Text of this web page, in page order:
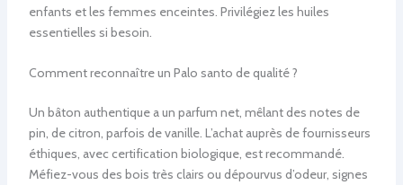
enfants et les femmes enceintes. Privilégiez les huiles
essentielles si besoin.
Comment reconnaître un Palo santo de qualité ?
Un bâton authentique a un parfum net, mêlant des notes de
pin, de citron, parfois de vanille. L’achat auprès de fournisseurs
éthiques, avec certification biologique, est recommandé.
Méfiez-vous des bois très clairs ou dépourvus d’odeur, signes